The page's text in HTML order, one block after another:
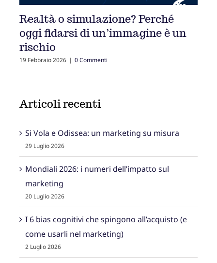
un
Edits: la risposta di Meta alle app
di editing video
13 Ottobre 2025
29 Luglio 2026
Mondiali 2026: i numeri dell’impatto sul
marketing
20 Luglio 2026
I 6 bias cognitivi che spingono all’acquisto (e
come usarli nel marketing)
2 Luglio 2026
La psicologia dei colori nel branding